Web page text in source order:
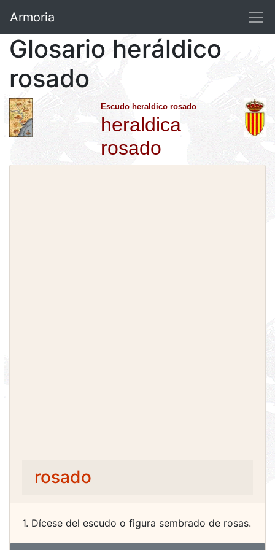
Armoria
Glosario heráldico
rosado
Escudo heraldico rosado
heraldica
rosado
rosado
1. Dícese del escudo o figura sembrado de rosas.